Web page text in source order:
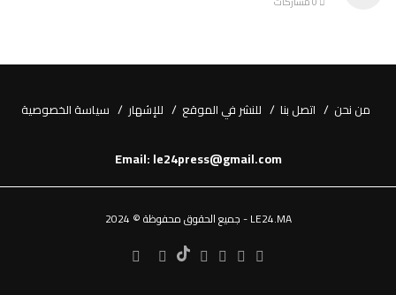
من نحن اتصل بنا للنشر في الموقع للإشهار سياسة الخصوصية
Email: le24press@gmail.com
LE24.MA - جميع الحقوق محفوظة © 2024